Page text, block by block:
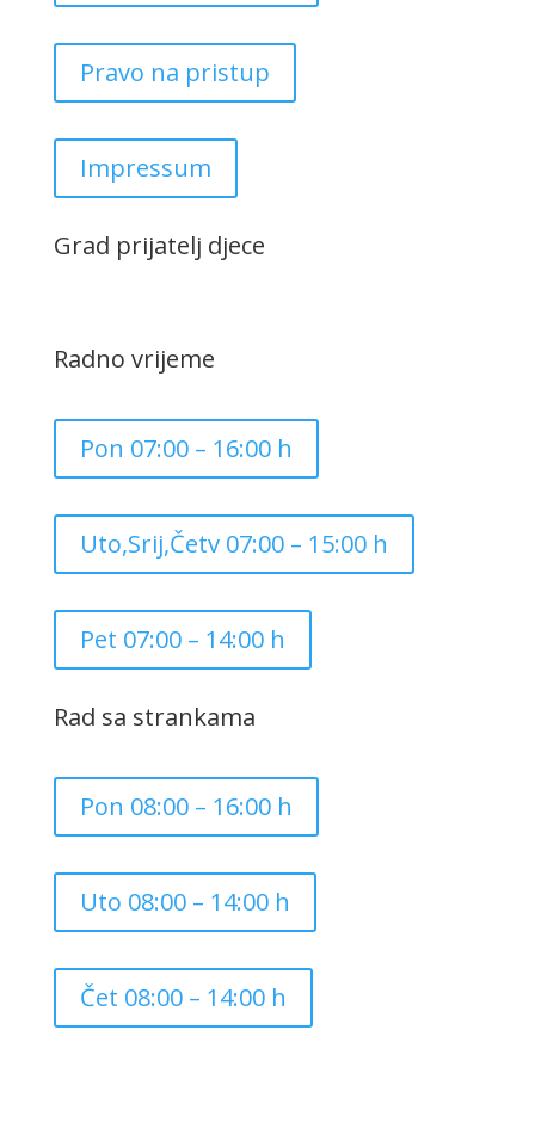
Pravo na pristup
Impressum
Grad prijatelj djece
Radno vrijeme
Pon 07:00 – 16:00 h
Uto,Srij,Četv 07:00 – 15:00 h
Pet 07:00 – 14:00 h
Rad sa strankama
Pon 08:00 – 16:00 h
Uto 08:00 – 14:00 h
Čet 08:00 – 14:00 h